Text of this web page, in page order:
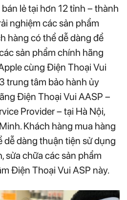
lẻ tại hơn 12 tỉnh – thành
nghiệm các sản phẩm
hàng có thể dễ dàng để
sản phẩm chính hãng
cùng Điện Thoại Vui
trung tâm bảo hành ủy
Điện Thoại Vui AASP –
Provider – tại Hà Nội,
Khách hàng mua hàng
dễ dàng thuận tiện sử dụng
sửa chữa các sản phẩm
Điện Thoại Vui ASP này.